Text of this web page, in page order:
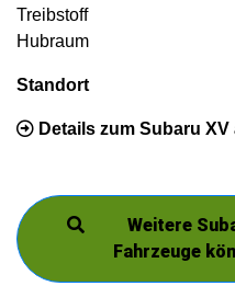
Treibstoff
Hubraum
Standort
Details zum Subaru XV
Weitere
Fahrzeuge